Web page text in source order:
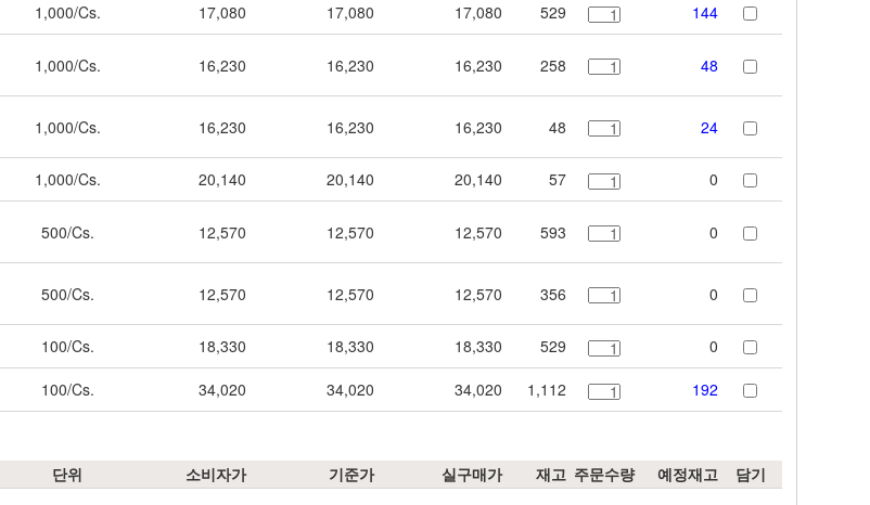
1,000/Cs. 17,080 17,080 17,080 529 144
1,000/Cs. 16,230 16,230 16,230 258 48
1,000/Cs. 16,230 16,230 16,230 48 24
1,000/Cs. 20,140 20,140 20,140 57 0
500/Cs. 12,570 12,570 12,570 593 0
500/Cs. 12,570 12,570 12,570 356 0
100/Cs. 18,330 18,330 18,330 529
0
100/Cs. 34,020 34,020 34,020 1,112 192
단위 소비자가 기준가 실구매가 재고 주문수량 예정재고 담기